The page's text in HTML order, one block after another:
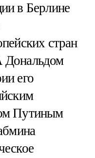
в Берлине
стран
его
Путиным